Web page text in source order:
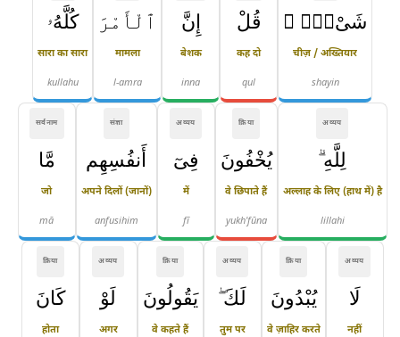
شَىْءٍۢ ۗ
चीज़ / अख्तियार
shayin
قُلْ
कह दो
qul
إِنَّ
बेशक
inna
ٱلْأَمْرَ
मामला
l-amra
كُلَّهُۥ
सारा का सारा
kullahu
अव्यय
لِلَّهِ ۗ
अल्लाह के लिए (हाथ में) है
lillahi
क्रिया
يُخْفُونَ
वे छिपाते हैं
yukh'fūna
अव्यय
فِىٓ
में
fī
संज्ञा
أَنفُسِهِم
अपने दिलों (जानों)
anfusihim
सर्वनाम
مَّا
जो
mā
अव्यय
لَا
नहीं
क्रिया
يُبْدُونَ
वे ज़ाहिर करते
अव्यय
لَكَ ۖ
तुम पर
क्रिया
يَقُولُونَ
वे कहते हैं
अव्यय
لَوْ
अगर
क्रिया
كَانَ
होता